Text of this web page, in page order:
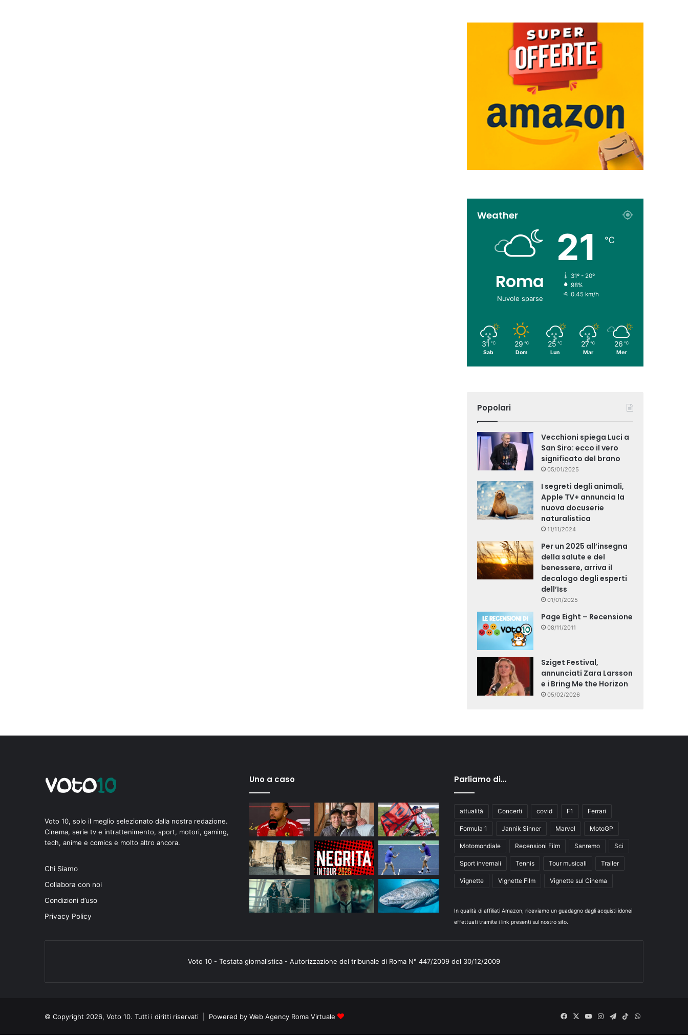
Weather
Roma
Nuvole sparse
21 ℃
31º - 20º
98%
0.45 km/h
31 ℃
Sab
29 ℃
Dom
25 ℃
Lun
27 ℃
Mar
26 ℃
Mer
Popolari
Vecchioni spiega Luci a
San Siro: ecco il vero
significato del brano
05/01/2025
I segreti degli animali,
Apple TV+ annuncia la
nuova docuserie
naturalistica
11/11/2024
Per un 2025 all’insegna
della salute e del
benessere, arriva il
decalogo degli esperti
dell’Iss
01/01/2025
Page Eight – Recensione
08/11/2011
Sziget Festival,
annunciati Zara Larsson
e i Bring Me the Horizon
05/02/2026
Voto 10, solo il meglio selezionato dalla nostra redazione.
Cinema, serie tv e intrattenimento, sport, motori, gaming,
tech, anime e comics e molto altro ancora.
Chi Siamo
Collabora con noi
Condizioni d’uso
Privacy Policy
Uno a caso Parliamo di…
attualità Concerti covid F1 Ferrari
Formula 1 Jannik Sinner Marvel MotoGP
Motomondiale Recensioni Film Sanremo Sci
Sport invernali Tennis Tour musicali Trailer
Vignette Vignette Film Vignette sul Cinema
In qualità di affiliati Amazon, riceviamo un guadagno dagli acquisti idonei
effettuati tramite i link presenti sul nostro sito.
Voto 10 - Testata giornalistica - Autorizzazione del tribunale di Roma N° 447/2009 del 30/12/2009
© Copyright 2026, Voto 10. Tutti i diritti riservati | Powered by Web Agency Roma Virtuale Facebook
X
YouInstagram
Telegram
TikTokWhatsApp